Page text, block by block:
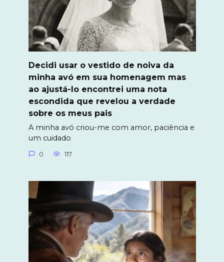
Decidi usar o vestido de noiva da
minha avó em sua homenagem mas
ao ajustá-lo encontrei uma nota
escondida que revelou a verdade
sobre os meus pais
A minha avó criou-me com amor, paciência e
um cuidado
0 117